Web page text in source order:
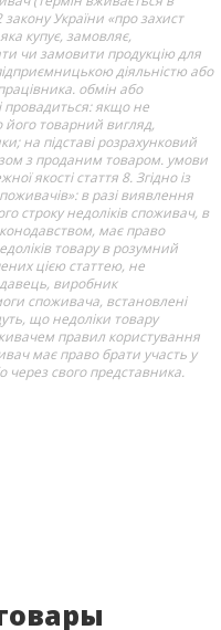
закону України «про захист
купує, замовляє,
чи замовити продукцію для
діяльністю або
обмін або
провадиться: якщо не
товарний вигляд,
на підставі розрахунковий
з проданим товаром. умови
якості стаття 8. Згідно із
в разі виявлення
строку недоліків споживач, в
має право
товару в розумний
цією статтею, не
виробник
споживача, встановлені
що недоліки товару
правил користування
має право брати участь у
через свого представника.